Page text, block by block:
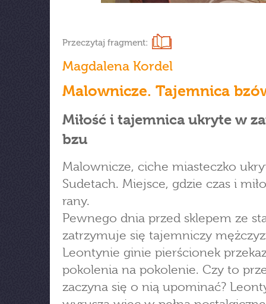
Przeczytaj fragment:
Magdalena Kordel
Malownicze. Tajemnica
Miłość i tajemnica ukryte w
bzu
Malownicze, ciche miasteczko
Sudetach. Miejsce, gdzie czas i
rany.
Pewnego dnia przed sklepem ze
zatrzymuje się tajemniczy
Leontynie ginie pierścionek
pokolenia na pokolenie. Czy to
zaczyna się o nią upominać?